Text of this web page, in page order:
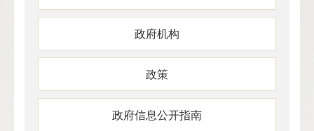
政府机构
政策
政府信息公开指南